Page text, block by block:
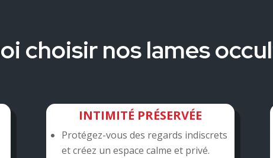
choisir nos lames
INTIMITÉ PRÉSERVÉE
Protégez-vous des regards indiscrets
et créez un espace calme et privé.